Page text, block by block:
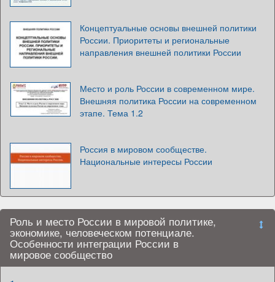
Концептуальные основы внешней политики
России. Приоритеты и региональные
направления внешней политики России
Место и роль России в современном мире.
Внешняя политика России на современном
этапе. Тема 1.2
Россия в мировом сообществе.
Национальные интересы России
Роль и место России в мировой политике,
экономике, человеческом потенциале.
Особенности интеграции России в
мировое сообщество